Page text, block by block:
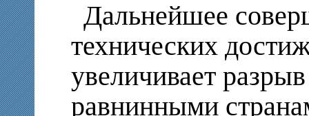
Дальнейшее
технических
увеличивает
равнинными